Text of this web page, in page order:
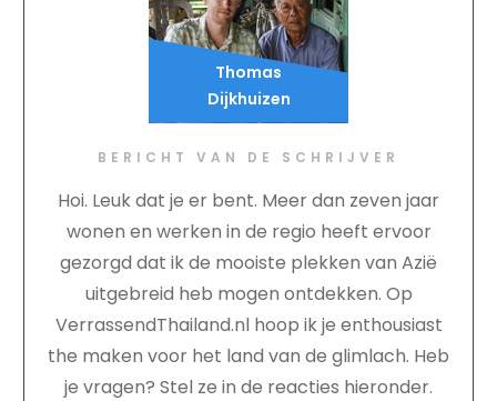
BERICHT VAN DE SCHRIJVER
Hoi. Leuk dat je er bent. Meer dan zeven jaar
wonen en werken in de regio heeft ervoor
gezorgd dat ik de mooiste plekken van Azië
uitgebreid heb mogen ontdekken. Op
VerrassendThailand.nl hoop ik je enthousiast
the maken voor het land van de glimlach. Heb
je vragen? Stel ze in de reacties hieronder.
Thomas
Dijkhuizen